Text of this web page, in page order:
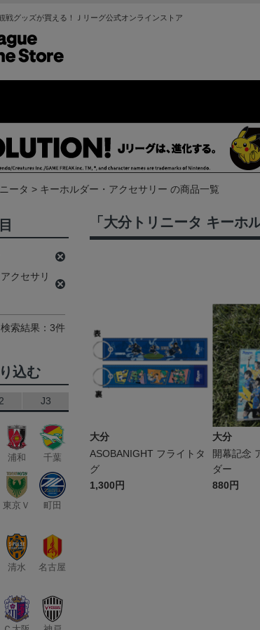
戦グッズが買える！Ｊリーグ公式オンラインストア
ータ キーホルダー・アクセサリー の商品一覧
「大分トリニータ キーホ
大分
ASOBANIGHT フライトタ
グ
1,300円
大分
開幕記念
ダー
880円
クセサリ
検索結果：3件
込む
J3
浦和 千葉
東京Ｖ 町田
清水 名古屋